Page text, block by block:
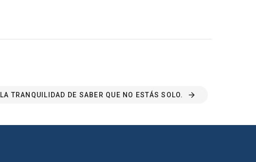
TRANQUILIDAD DE SABER QUE NO ESTÁS SOLO.